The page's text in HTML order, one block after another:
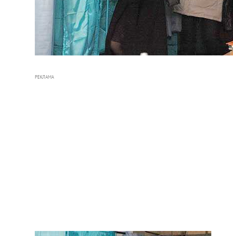
РЕКЛАМА